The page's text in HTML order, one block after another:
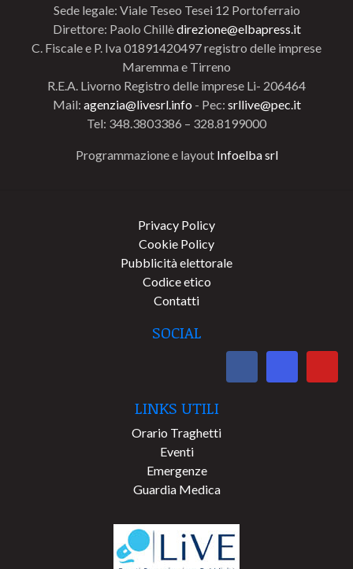
Sede legale: Viale Teseo Tesei 12 Portoferraio
Direttore: Paolo Chillèdirezione@elbapress.it
C. Fiscale e P. Iva 01891420497 registro delle imprese
Maremma e Tirreno
R.E.A. Livorno Registro delle imprese Li- 206464
Mail: agenzia@livesrl.info - Pec: srllive@pec.it
Tel: 348.3803386 – 328.8199000
Programmazione e layout Infoelba srl
Privacy Policy
Cookie Policy
Pubblicità elettorale
Codice etico
Contatti
SOCIAL
LINKS UTILI
Orario Traghetti
Eventi
Emergenze
Guardia Medica